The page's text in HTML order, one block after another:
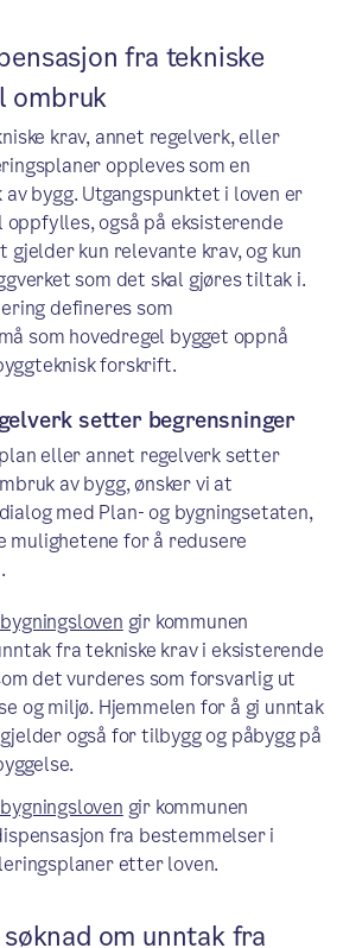
fra tekniske
ombruk
krav, annet regelverk, eller
oppleves som en
bygg. Utgangspunktet i loven er
oppfylles, også på eksisterende
gjelder kun relevante krav, og kun
som det skal gjøres tiltak i.
defineres som
som hovedregel bygget oppnå
forskrift.
setter begrensninger
eller annet regelverk setter
av bygg, ønsker vi at
med Plan- og bygningsetaten,
mulighetene for å redusere
gir kommunen
fra tekniske krav i eksisterende
det vurderes som forsvarlig ut
og miljø. Hjemmelen for å gi unntak
også for tilbygg og påbygg på
gir kommunen
fra bestemmelser i
etter loven.
om unntak fra